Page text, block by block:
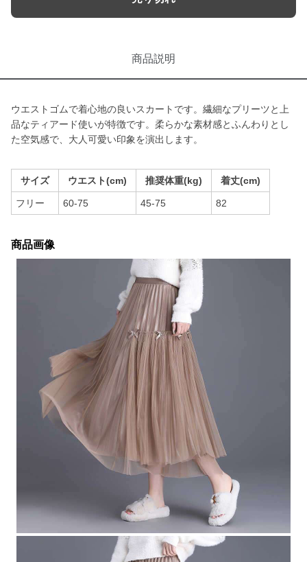
商品説明
ウエストゴムで着心地の良いスカートです。繊細なプリーツと上
品なティアード使いが特徴です。柔らかな素材感とふんわりとし
た空気感で、大人可愛い印象を演出します。
サイズ ウエスト(cm) 推奨体重(kg) 着丈(cm)
フリー 60-75 45-75 82
商品画像